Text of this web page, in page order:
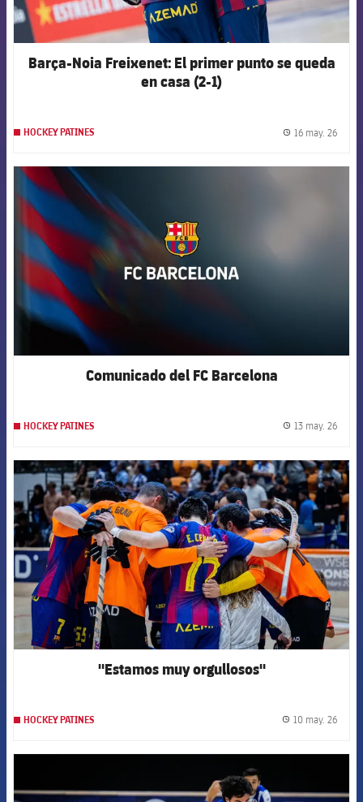
Barça-Noia Freixenet: El primer punto se queda
en casa (2-1)
HOCKEY PATINES 16 may. 26
Comunicado del FC Barcelona
HOCKEY PATINES 13 may. 26
FCB Barcelona badge
"Estamos muy orgullosos"
HOCKEY PATINES 10 may. 26